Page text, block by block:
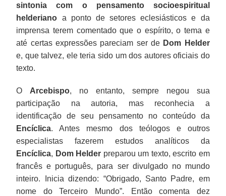
sintonia com o pensamento socioespiritual
helderiano a ponto de setores eclesiásticos e da
imprensa terem comentado que o espírito, o tema e
até certas expressões pareciam ser de Dom Helder
e, que talvez, ele teria sido um dos autores oficiais do
texto.
O Arcebispo, no entanto, sempre negou sua
participação na autoria, mas reconhecia a
identificação de seu pensamento no conteúdo da
Encíclica. Antes mesmo dos teólogos e outros
especialistas fazerem estudos analíticos da
Encíclica, Dom Helder preparou um texto, escrito em
francês e português, para ser divulgado no mundo
inteiro. Inicia dizendo: “Obrigado, Santo Padre, em
nome do Terceiro Mundo”. Então comenta dez